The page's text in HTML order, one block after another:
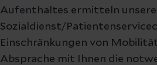
Aufenthaltes ermitteln
Sozialdienst/
Einschränkungen von
Absprache mit Ihnen die